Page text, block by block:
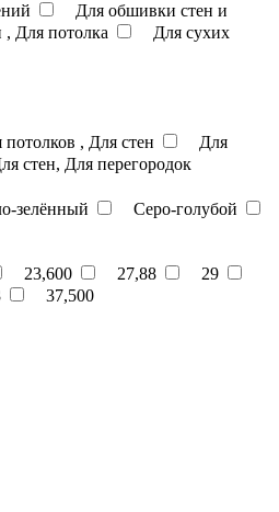
Для обшивки стен и
, Для потолка
Для сухих
, Для стен
Для
стен, Для перегородок
зелённый
Серо-голубой
23,600 27,88
29
37,500